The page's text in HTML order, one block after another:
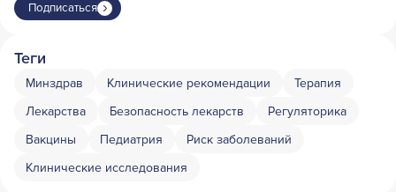
Подписаться
Теги
Минздрав Клинические рекомендации
Терапия
Лекарства
Безопасность лекарств
Регуляторика
Вакцины
Педиатрия
Риск заболеваний
Клинические исследования